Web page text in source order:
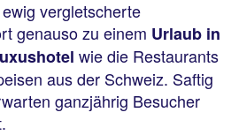
vergletscherte
genauso zu einem Urlaub in
wie die Restaurants
aus der Schweiz. Saftig
ganzjährig Besucher